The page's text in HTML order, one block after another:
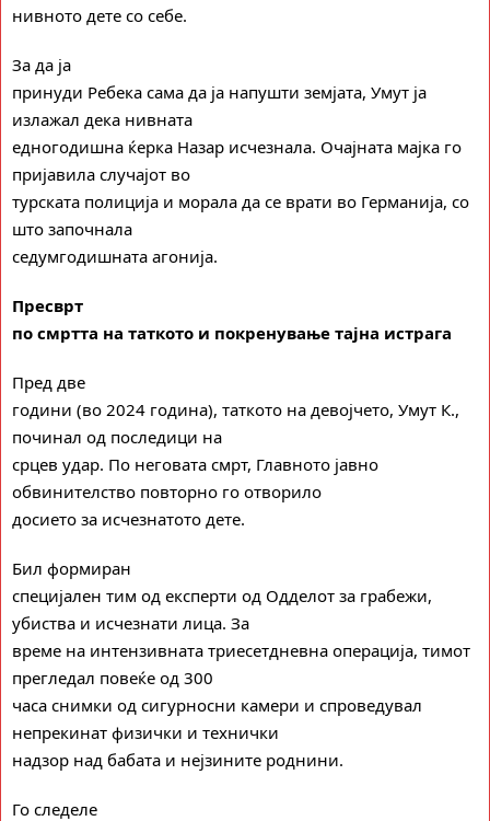
нивното дете со себе.
За да ја
принуди Ребека сама да ја напушти земјата, Умут ја
излажал дека нивната
едногодишна ќерка Назар исчезнала. Очајната мајка го
пријавила случајот во
турската полиција и морала да се врати во Германија, со
што започнала
седумгодишната агонија.
Пресврт
по смртта на таткото и покренување тајна истрага
Пред две
години (во 2024 година), таткото на девојчето, Умут К.,
починал од последици на
срцев удар. По неговата смрт, Главното јавно
обвинителство повторно го отворило
досието за исчезнатото дете.
Бил формиран
специјален тим од експерти од Одделот за грабежи,
убиства и исчезнати лица. За
време на интензивната триесетдневна операција, тимот
прегледал повеќе од 300
часа снимки од сигурносни камери и спроведувал
непрекинат физички и технички
надзор над бабата и нејзините роднини.
Го следеле